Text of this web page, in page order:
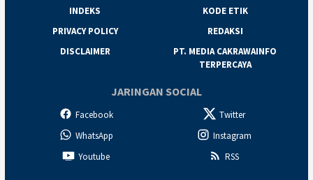
INDEKS
KODE ETIK
PRIVACY POLICY
REDAKSI
DISCLAIMER
PT. MEDIA CAKRAWAINFO
TERPERCAYA
JARINGAN SOCIAL
Facebook
Twitter
WhatsApp
Instagram
Youtube
RSS